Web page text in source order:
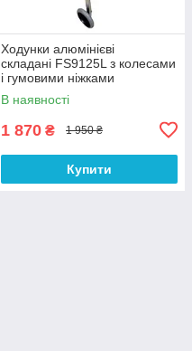
Ходунки алюмінієві
складані FS9125L з колесами
і гумовими ніжками
В наявності
1 870 ₴ 1 950 ₴
Купити